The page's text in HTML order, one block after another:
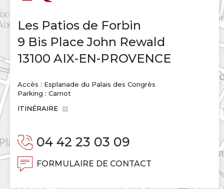
Les Patios de Forbin
9 Bis Place John Rewald
13100 AIX-EN-PROVENCE
Accès : Esplanade du Palais des Congrès
Parking : Carnot
ITINÉRAIRE
04 42 23 03 09
FORMULAIRE DE CONTACT